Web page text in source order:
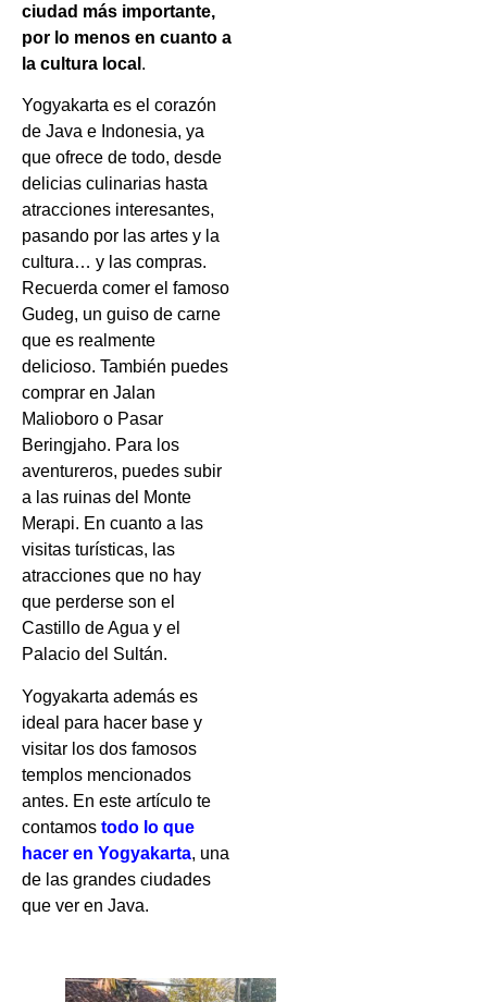
ciudad más importante,
por lo menos en cuanto a
la cultura local .
Yogyakarta es el corazón
de Java e Indonesia, ya
que ofrece de todo, desde
delicias culinarias hasta
atracciones interesantes,
pasando por las artes y la
cultura… y las compras.
Recuerda comer el famoso
Gudeg, un guiso de carne
que es realmente
delicioso. También puedes
comprar en Jalan
Malioboro o Pasar
Beringjaho. Para los
aventureros, puedes subir
a las ruinas del Monte
Merapi. En cuanto a las
visitas turísticas, las
atracciones que no hay
que perderse son el
Castillo de Agua y el
Palacio del Sultán.
Yogyakarta además es
ideal para hacer base y
visitar los dos famosos
templos mencionados
antes. En este artículo te
contamos todo lo que
hacer en Yogyakarta, una
de las grandes ciudades
que ver en Java.